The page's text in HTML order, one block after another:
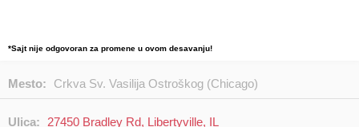
*Sajt nije odgovoran za promene u ovom desavanju!
Mesto: Crkva Sv. Vasilija Ostroškog (Chicago)
Ulica: 27450 Bradley Rd, Libertyville, IL